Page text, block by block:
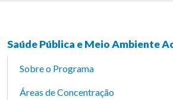
Saúde Pública e Meio Ambiente
Sobre o Programa
Áreas de Concentração